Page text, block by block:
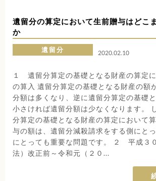
遺留分の算定において生前贈与はどこ
か
遺留分 2020.02.10
１ 遺留分算定の基礎となる財産の算定
の算入 遺留分算定の基礎となる財産の額
分額は多くなり、逆に遺留分算定の基礎
小さければ遺留分額は少なくなります。
分算定の基礎となる財産の算定において
与の額は、遺留分減殺請求をする側にと
にとっても重要な問題です。 ２ 平成３
法）改正前～令和元（２０...